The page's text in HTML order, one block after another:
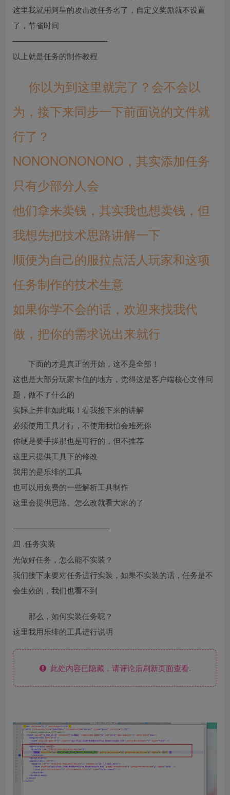
这里我就用阿星的攻击改任务名了，自定义奖励就不设置
了，节省时间
————————————-
以上就是任务的制作教程
你以为到这里就完了？会不会以
为，接下来同步一下前面说的文件就
行了？
NONONONONONO，其实添加任务
只有少部分人会
他们拿来卖钱，其实我也想卖钱，但
我想先把技术思路讲解一下
顺便为自己的服拉点活人玩家和这项
任务制作的技术生意
如果你学不会的话，欢迎来找我代
做，把你的需求说出来就行
下面的才是真正的开始，这不是全部！
这也是大部分玩家卡住的地方，觉得这是客户端核心文件问
题，做不了什么的
实际上并非如此哦！看我接下来的讲解
必须使用工具才行，不使用我怕会难死你
你硬是要手搓那也是可行的，但不推荐
这里只提供工具下的修改
我用的是乐绯的工具
也可以用免费的一些解析工具制作
这里会提供思路。怎么改就看大家的了
————————————–
四 .任务实装
光做好任务，怎么能不实装？
我们接下来要对任务进行实装，如果不实装的话，任务是不
会生效的，我们也看不到
那么，如何实装任务呢？
这里我用乐绯的工具进行说明
此处内容已隐藏，请评论后刷新页面查看.